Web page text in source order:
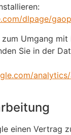
dlpage/
Umgang
Sie in der
einen Vertrag